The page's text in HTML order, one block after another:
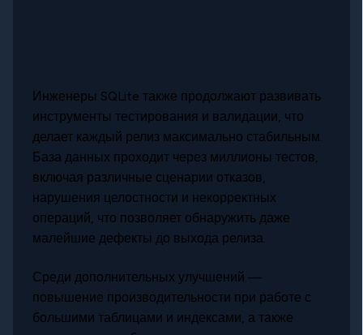
Инженеры SQLite также продолжают развивать
инструменты тестирования и валидации, что
делает каждый релиз максимально стабильным.
База данных проходит через миллионы тестов,
включая различные сценарии отказов,
нарушения целостности и некорректных
операций, что позволяет обнаружить даже
малейшие дефекты до выхода релиза.
Среди дополнительных улучшений —
повышение производительности при работе с
большими таблицами и индексами, а также